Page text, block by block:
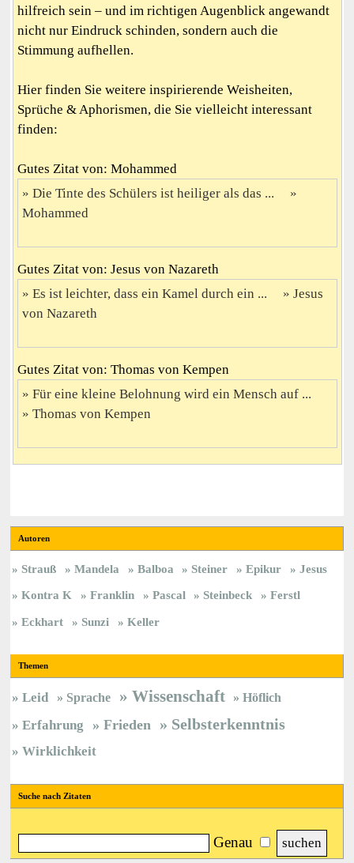
hilfreich sein – und im richtigen Augenblick angewandt
nicht nur Eindruck schinden, sondern auch die
Stimmung aufhellen.
Hier finden Sie weitere inspirierende Weisheiten,
Sprüche & Aphorismen, die Sie vielleicht interessant
finden:
Gutes Zitat von: Mohammed
Die Tinte des Schülers ist heiliger als das ...
Mohammed
Gutes Zitat von: Jesus von Nazareth
Es ist leichter, dass ein Kamel durch ein ...
Jesus
von Nazareth
Gutes Zitat von: Thomas von Kempen
Für eine kleine Belohnung wird ein Mensch auf ...
Thomas von Kempen
Autoren
Strauß Mandela Balboa Steiner Epikur
Jesus
Kontra K
Franklin Pascal Steinbeck
Ferstl
Eckhart
Sunzi Keller
Themen
Leid Sprache Wissenschaft
Höflich
Erfahrung
Frieden Selbsterkenntnis
Wirklichkeit
Suche nach Zitaten
Genau